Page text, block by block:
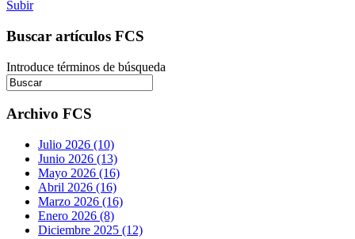
Subir
Buscar artículos FCS
Introduce términos de búsqueda
Archivo FCS
Julio 2026 (10)
Junio 2026 (13)
Mayo 2026 (16)
Abril 2026 (16)
Marzo 2026 (16)
Enero 2026 (8)
Diciembre 2025 (12)